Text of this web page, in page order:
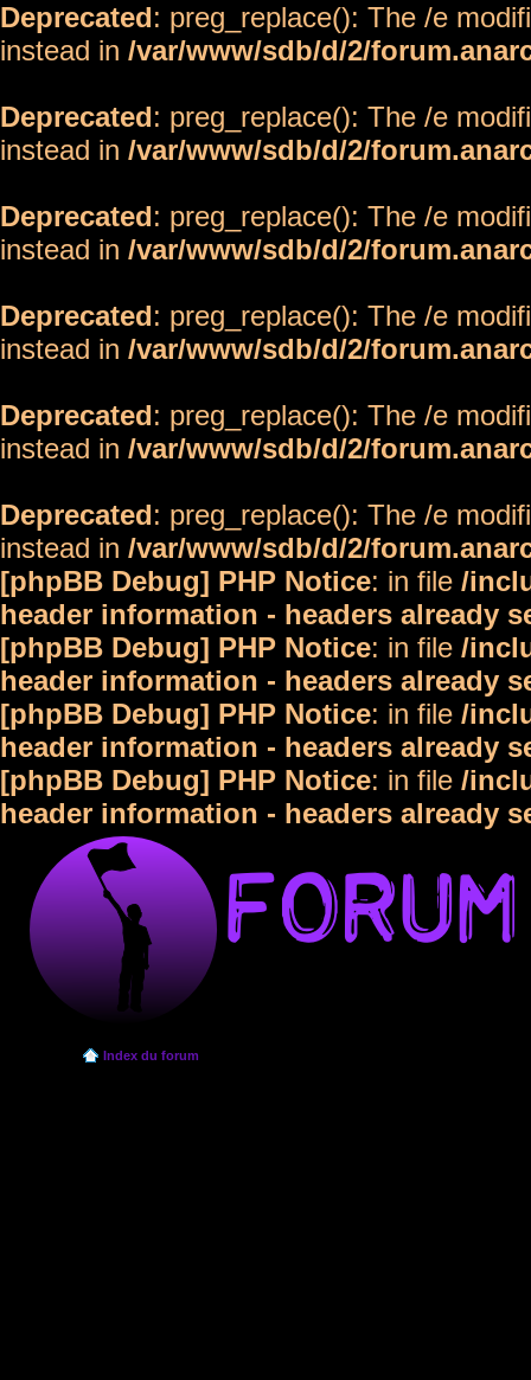
Deprecated: preg_replace(): The /e
instead in /var/www/sdb/d/2/
Deprecated: preg_replace(): The /e
instead in /var/www/sdb/d/2/
Deprecated: preg_replace(): The /e
instead in /var/www/sdb/d/2/
Deprecated: preg_replace(): The /e
instead in /var/www/sdb/d/2/
Deprecated: preg_replace(): The /e
instead in /var/www/sdb/d/2/
Deprecated: preg_replace(): The /e
instead in /var/www/sdb/d/2/
[phpBB Debug] PHP Notice: in file /
header information - headers already
[phpBB Debug] PHP Notice: in file /
header information - headers already
[phpBB Debug] PHP Notice: in file /
header information - headers already
[phpBB Debug] PHP Notice: in file /
header information - headers already
Index du forum